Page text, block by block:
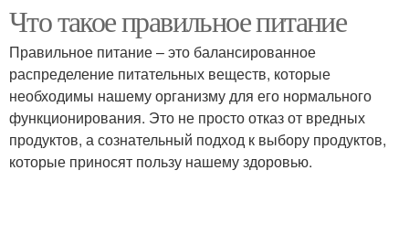
Что такое правильное питание
Правильное питание – это балансированное
распределение питательных веществ, которые
необходимы нашему организму для его нормального
функционирования. Это не просто отказ от вредных
продуктов, а сознательный подход к выбору продуктов,
которые приносят пользу нашему здоровью.